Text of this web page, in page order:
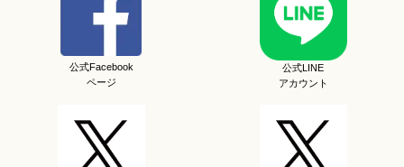
公式Facebook
ページ
公式LINE
アカウント